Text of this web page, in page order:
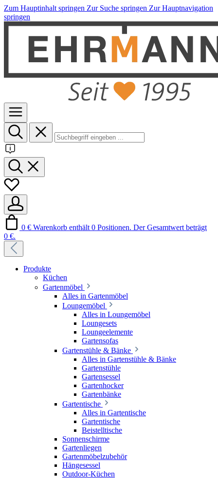
Zum Hauptinhalt springen Zur Suche springen Zur Hauptnavigation
springen
0 € Warenkorb enthält 0 Positionen. Der Gesamtwert beträgt
0 €.
Produkte
Küchen
Gartenmöbel
Alles in Gartenmöbel
Loungemöbel
Alles in Loungemöbel
Loungesets
Loungeelemente
Gartensofas
Gartenstühle & Bänke
Alles in Gartenstühle & Bänke
Gartenstühle
Gartensessel
Gartenhocker
Gartenbänke
Gartentische
Alles in Gartentische
Gartentische
Beistelltische
Sonnenschirme
Gartenliegen
Gartenmöbelzubehör
Hängesessel
Outdoor-Küchen